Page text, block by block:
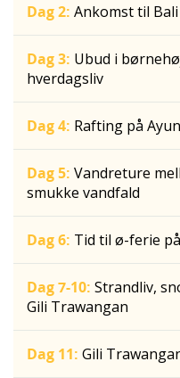
Dag 2: Ankomst til
Dag 3: Ubud i
hverdagsliv
Dag 4: Rafting på
Dag 5: Vandreture
smukke vandfald
Dag 6: Tid til ø-ferie
Dag 7-10: Strandliv,
Gili Trawangan
Dag 11: Gili